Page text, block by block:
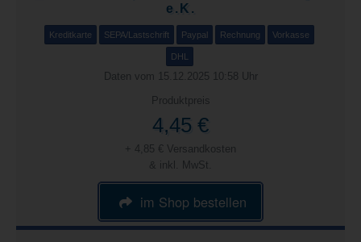
e.K.
Kreditkarte SEPA/Lastschrift Paypal Rechnung Vorkasse
DHL
Daten vom 15.12.2025 10:58 Uhr
Produktpreis
4,45 €
+ 4,85 € Versandkosten
& inkl. MwSt.
im Shop bestellen